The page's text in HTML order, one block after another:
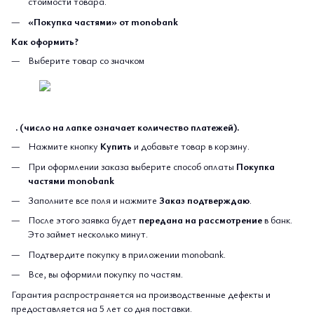
«Покупка частями» от monobank
Как оформить?
Выберите товар со значком
. (число на лапке означает количество платежей).
Нажмите кнопку Купить и добавьте товар в корзину.
При оформлении заказа выберите способ оплаты Покупка
частями monobank
Заполните все поля и нажмите Заказ подтверждаю.
После этого заявка будет передана на рассмотрениев банк.
Это займет несколько минут.
Подтвердите покупку в приложении monobank.
Все, вы оформили покупку по частям.
Гарантия распространяется на производственные дефекты и
предоставляется на 5 лет со дня поставки.